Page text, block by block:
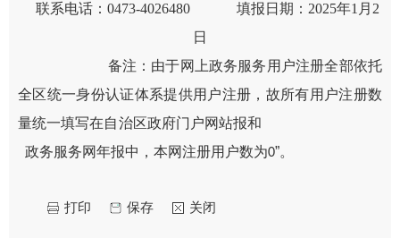
联系电话： 0473-4026480 填报日期： 2025年1月2
日
备注： 由于网上政务服务用户注册全部依托
全区统一身份认证体系提供用户注册，故所有用户注册数
量统一填写在自治区政府门户网站报和
政务服务网年报中，本网注册用户数为0”。
关闭
保存
打印